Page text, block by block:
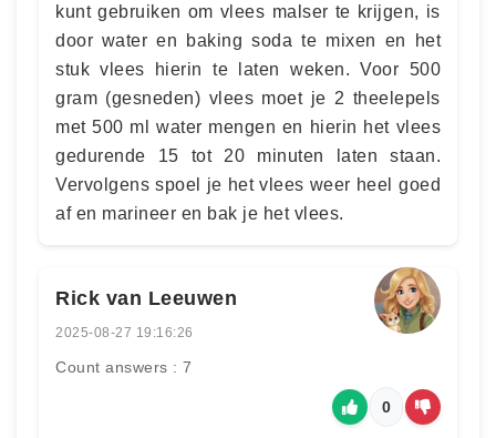
kunt gebruiken om vlees malser te krijgen, is
door water en baking soda te mixen en het
stuk vlees hierin te laten weken. Voor 500
gram (gesneden) vlees moet je 2 theelepels
met 500 ml water mengen en hierin het vlees
gedurende 15 tot 20 minuten laten staan.
Vervolgens spoel je het vlees weer heel goed
af en marineer en bak je het vlees.
Rick van Leeuwen
2025-08-27 19:16:26
Count answers : 7
0